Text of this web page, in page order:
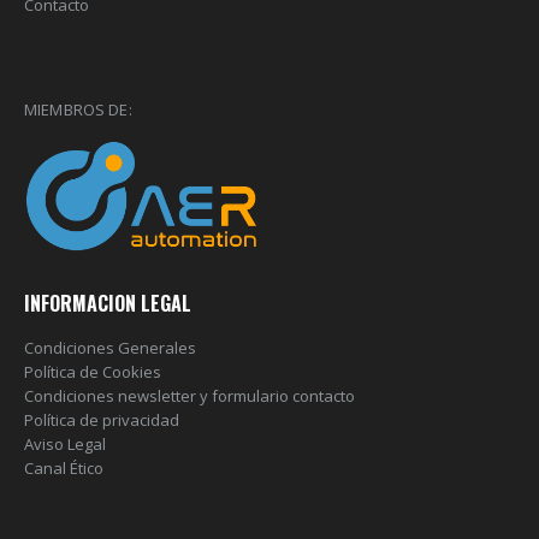
Contacto
MIEMBROS DE:
INFORMACION LEGAL
Condiciones Generales
Política de Cookies
Condiciones newsletter y formulario contacto
Política de privacidad
Aviso Legal
Canal Ético